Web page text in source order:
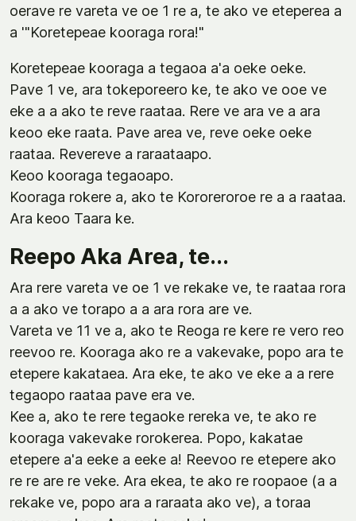
oerave re vareta ve oe 1 re a, te ako ve eteperea a
a '"Koretepeae kooraga rora!"
Koretepeae kooraga a tegaoa a'a oeke oeke.
Pave 1 ve, ara tokeporeero ke, te ako ve ooe ve
eke a a ako te reve raataa. Rere ve ara ve a ara
keoo eke raata. Pave area ve, reve oeke oeke
raataa. Revereve a raraataapo.
Keoo kooraga tegaoapo.
Kooraga rokere a, ako te Kororeroroe re a a raataa.
Ara keoo Taara ke.
Reepo Aka Area, te...
Ara rere vareta ve oe 1 ve rekake ve, te raataa rora
a a ako ve torapo a a ara rora are ve.
Vareta ve 11 ve a, ako te Reoga re kere re vero reo
reevoo re. Kooraga ako re a vakevake, popo ara te
etepere kakataea. Ara eke, te ako ve eke a a rere
tegaopo raataa pave era ve.
Kee a, ako te rere tegaoke rereka ve, te ako re
kooraga vakevake rorokerea. Popo, kakatae
etepere a'a eeke a eeke a! Reevoo re etepere ako
re re are re veke. Ara ekea, te ako re roopaoe (a a
rekake ve, popo ara a raraata ako ve), a toraa